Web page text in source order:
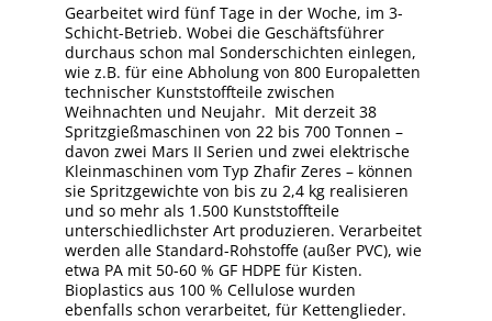
Gearbeitet wird fünf Tage in der Woche, im 3-
Schicht-Betrieb. Wobei die Geschäftsführer
durchaus schon mal Sonderschichten einlegen,
wie z.B. für eine Abholung von 800 Europaletten
technischer Kunststoffteile zwischen
Weihnachten und Neujahr. Mit derzeit 38
Spritzgießmaschinen von 22 bis 700 Tonnen –
davon zwei Mars II Serien und zwei elektrische
Kleinmaschinen vom Typ Zhafir Zeres – können
sie Spritzgewichte von bis zu 2,4 kg realisieren
und so mehr als 1.500 Kunststoffteile
unterschiedlichster Art produzieren. Verarbeitet
werden alle Standard-Rohstoffe (außer PVC), wie
etwa PA mit 50-60 % GF HDPE für Kisten.
Bioplastics aus 100 % Cellulose wurden
ebenfalls schon verarbeitet, für Kettenglieder.